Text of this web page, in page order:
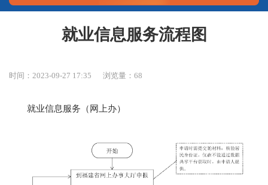
就业信息服务流程图
时间：2023-09-27 17:35 浏览量：68
就业信息服务（网上办）